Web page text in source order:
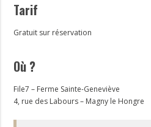
Tarif
Gratuit sur réservation
Où ?
File7 – Ferme Sainte-Geneviève
4, rue des Labours – Magny le Hongre